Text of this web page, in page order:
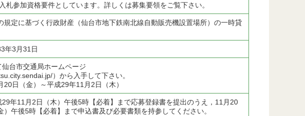
札参加資格要件としています。詳しくは募集要領をご覧下さい。
規定に基づく行政財産（仙台市地下鉄南北線自動販売機設置場所）の一時貸
年3月31日
台市交通局ホームページ
）から入手して下さい。
日（金）～平成29年11月2日（木）
29年11月2日（木）午後5時【必着】まで応募登録書を提出のうえ，11月20
）午後5時【必着】まで申込書及び必要書類を持参してください。